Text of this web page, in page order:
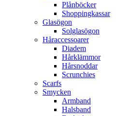
Plånböcker
Shoppingkassar
Glasögon
Solglasögon
Håraccessoarer
Diadem
Hårklämmor
Hårsnoddar
Scrunchies
Scarfs
Smycken
Armband
Halsband